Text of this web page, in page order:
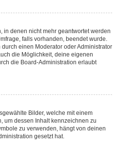
in denen nicht mehr geantwortet werden
falls vorhanden, beendet wurde.
einen Moderator oder Administrator
die Möglichkeit, deine eigenen
die Board-Administration erlaubt
Bilder, welche mit einem
um dessen Inhalt kennzeichnen zu
zu verwenden, hängt von deinen
gesetzt hat.